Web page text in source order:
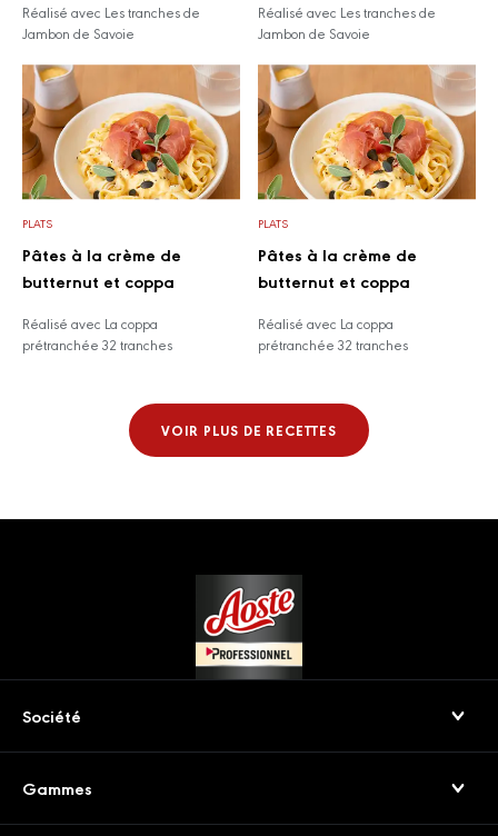
Réalisé avec Les tranches de
Jambon de Savoie
Réalisé avec Les tranches de
Jambon de Savoie
PLATS
Pâtes à la crème de
butternut et coppa
Réalisé avec La coppa
prétranchée 32 tranches
PLATS
Pâtes à la crème de
butternut et coppa
Réalisé avec La coppa
prétranchée 32 tranches
VOIR PLUS DE RECETTES
Société
Gammes